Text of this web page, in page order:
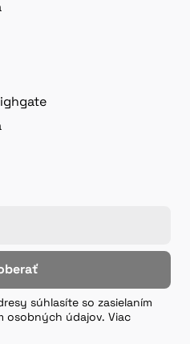
súhlasíte so zasielaním
osobných údajov. Viac